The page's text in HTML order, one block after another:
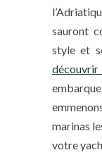
sauront
style et
marinas
votre